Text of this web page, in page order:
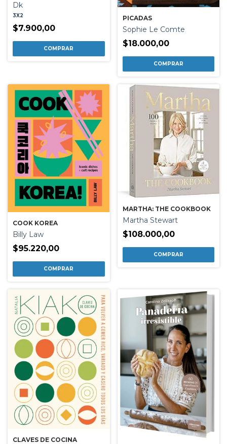
Dk
3X2
$7.900,00
PICADAS
Sophie Le Comte
$18.000,00
COOK KOREA
Billy Law
$95.220,00
MARTHA: THE COOKBOOK
Martha Stewart
$108.000,00
CLAVES DE COCINA